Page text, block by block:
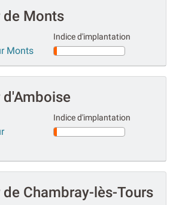
de Monts
Monts
Indice d'implantation
d'Amboise
Indice d'implantation
de Chambray-lès-Tours